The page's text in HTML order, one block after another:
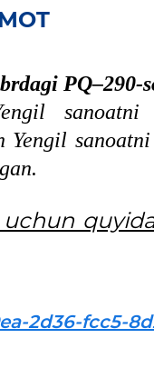
sanoatni
Yengil
2d36-fcc5-